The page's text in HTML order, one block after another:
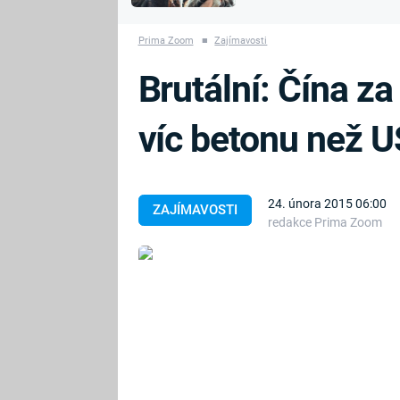
PRVNÍ SVĚTOVÁ
BRITSKÁ
RODINA
Prima Zoom ■ Zajímavosti
ZAJÍMAVOSTI
24. února 2015 06:00
redakce Prima Zoom
Brutální: Čína
víc betonu než